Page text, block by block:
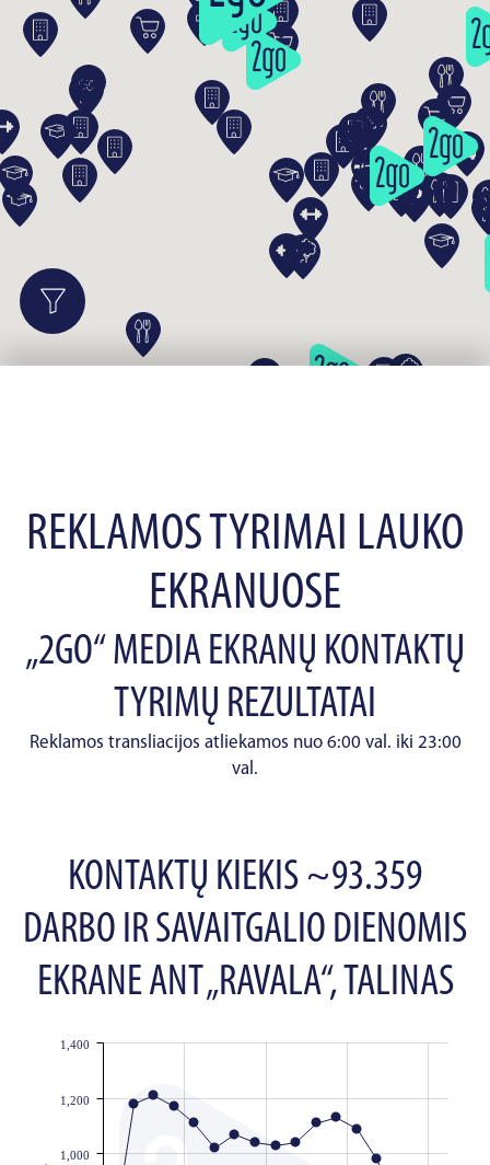
REKLAMOS TYRIMAI LAUKO
EKRANUOSE
„2GO“ MEDIA EKRANŲ KONTAKTŲ
TYRIMŲ REZULTATAI
Reklamos transliacijos atliekamos nuo 6:00 val. iki 23:00
val.
KONTAKTŲ KIEKIS ~93.359
DARBO IR SAVAITGALIO DIENOMIS
EKRANE ANT „RAVALA“, TALINAS
1,000
1,200
1,400 JS chart by amCharts